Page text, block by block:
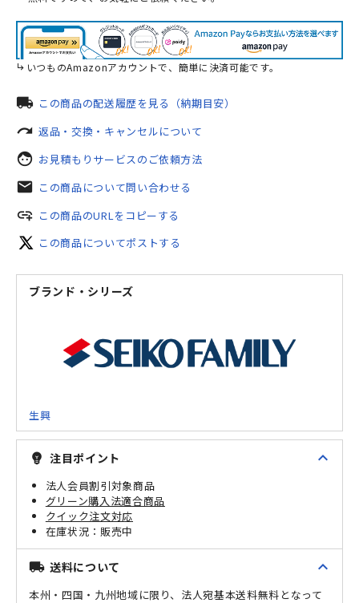
いつものAmazonアカウントで、簡単に決済可能です。
local_shipping この商品の配送履歴を見る（納期目安）
redo 返品・交換・キャンセルについて
face お見積もりサービスのご依頼方法
mail この商品について問い合わせる
add_link この商品のURLをコピーする
この商品についてポストする
ブランド・シリーズ
生興
emoji_objects 注目ポイント expand_less
法人会員割引対象商品
グリーン購入法適合商品
クイック注文対応
販売中
local_shipping 送料について expand_less
本州・四国・九州地域に限り、法人宛基本送料無料となって